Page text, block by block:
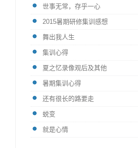
世事无常，存乎一心
2015暑期研修集训感想
舞出我人生
集训心得
夏之忆录像观后及其他
暑期集训心得
还有很长的路要走
蜕变
就是心情